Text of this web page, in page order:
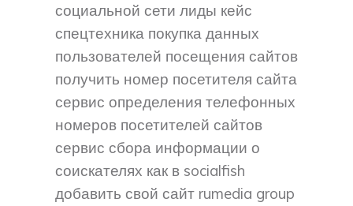
социальной сети лиды кейс
спецтехника покупка данных
пользователей посещения сайтов
получить номер посетителя сайта
сервис определения телефонных
номеров посетителей сайтов
сервис сбора информации о
соискателях как в socialfish
добавить свой сайт rumedia group